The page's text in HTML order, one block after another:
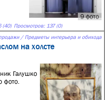
9 фото
(40) Просмотров: 137 (0)
/ Предметы интерьера и обихода
на холсте
Галушко
фото.